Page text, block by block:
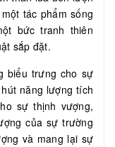
tác phẩm sống
bức tranh thiên
sắp đặt.
biểu trưng cho sự
năng lượng tích
sự thịnh vượng,
của sự trường
và mang lại sự